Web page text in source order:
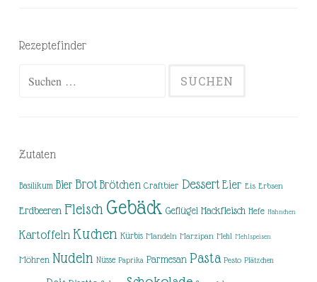
Rezeptefinder
Zutaten
Basilikum Bier Brot Brötchen Craftbier Dessert Eier Eis Erbsen
Erdbeeren Fleisch Gebäck Geflügel Hackfleisch Hefe Hähnchen
Kartoffeln Kuchen Kürbis Mandeln Marzipan Mehl Mehlspeisen
Möhren Nudeln Nüsse Paprika Parmesan Pasta Pesto Plätzchen